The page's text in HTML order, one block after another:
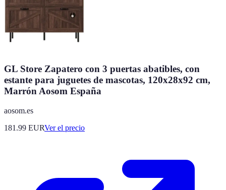
GL Store Zapatero con 3 puertas abatibles, con
estante para juguetes de mascotas, 120x28x92 cm,
Marrón Aosom España
aosom.es
181.99 EURVer el precio